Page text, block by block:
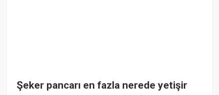
Şeker pancarı en fazla nerede yetişir